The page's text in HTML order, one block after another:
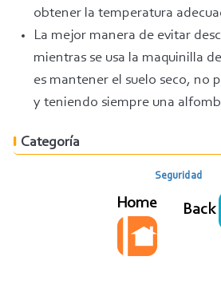
obtener la temperatura
La mejor manera de evitar
mientras se usa la maquinilla
es mantener el suelo seco, no
y teniendo siempre una
Categoría
Seguridad
Home Back